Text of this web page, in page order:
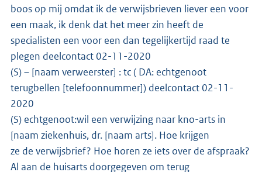
boos op mij omdat ik de verwijsbrieven liever een voor
een maak, ik denk dat het meer zin heeft de
specialisten een voor een dan tegelijkertijd raad te
plegen deelcontact 02-11-2020
(S) – [naam verweerster] : tc ( DA: echtgenoot
terugbellen [telefoonnummer]) deelcontact 02-11-
2020
(S) echtgenoot:wil een verwijzing naar kno-arts in
[naam ziekenhuis, dr. [naam arts]. Hoe krijgen
ze de verwijsbrief? Hoe horen ze iets over de afspraak?
Al aan de huisarts doorgegeven om terug